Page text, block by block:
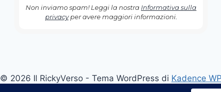
Non inviamo spam! Leggi la nostra Informativa sulla
privacyper avere maggiori informazioni.
© 2026 Il RickyVerso - Tema WordPress di Kadence